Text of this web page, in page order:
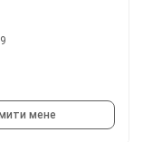
мене